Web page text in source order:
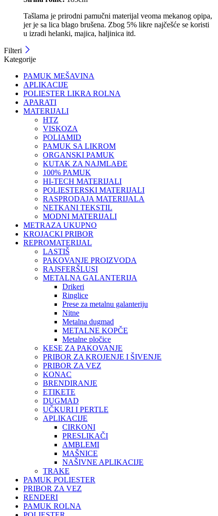
Tašlama je prirodni pamučni materijal veoma mekanog opipa,
jer je sa lica blago brušena. Zbog 5% likre najčešće se koristi
u izradi helanki, majica, haljinica itd.
Filteri
Kategorije
PAMUK MEŠAVINA
APLIKACIJE
POLIESTER LIKRA ROLNA
APARATI
MATERIJALI
HTZ
VISKOZA
POLIAMID
PAMUK SA LIKROM
ORGANSKI PAMUK
KUTAK ZA NAJMLAĐE
100% PAMUK
HI-TECH MATERIJALI
POLIESTERSKI MATERIJALI
RASPRODAJA MATERIJALA
NETKANI TEKSTIL
MODNI MATERIJALI
METRAZA UKUPNO
KROJACKI PRIBOR
REPROMATERIJAL
LASTIŠ
PAKOVANJE PROIZVODA
RAJSFERŠLUSI
METALNA GALANTERIJA
Drikeri
Ringlice
Prese za metalnu galanteriju
Nitne
Metalna dugmad
METALNE KOPČE
Metalne pločice
KESE ZA PAKOVANJE
PRIBOR ZA KROJENJE I ŠIVENJE
PRIBOR ZA VEZ
KONAC
BRENDIRANJE
ETIKETE
DUGMAD
UČKURI I PERTLE
APLIKACIJE
CIRKONI
PRESLIKAČI
AMBLEMI
MAŠNICE
NAŠIVNE APLIKACIJE
TRAKE
PAMUK POLIESTER
PRIBOR ZA VEZ
RENDERI
PAMUK ROLNA